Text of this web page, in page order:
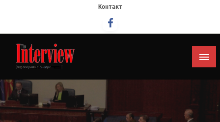
Контакт
Интервју